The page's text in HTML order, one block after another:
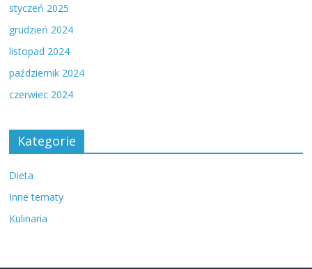
styczeń 2025
grudzień 2024
listopad 2024
październik 2024
czerwiec 2024
Kategorie
Dieta
Inne tematy
Kulinaria